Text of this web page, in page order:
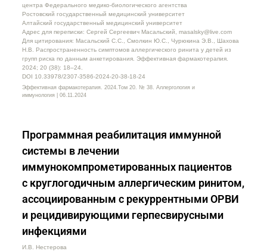
центра Федерального медико-биологического агентства
Ростовский государственный медицинский университет
Алтайский государственный медицинский университет
Адрес для переписки: Сергей Сергеевич Масальский, masalsky@live.com
Для цитирования: Масальский С.С., Смолкин Ю.С., Чурюкина Э.В., Шахова
Н.В. Распространенность симптомов аллергического ринита у детей из
групп риска по данным анкетирования. Эффективная фармакотерапия.
2024; 20 (38): 18–24.
DOI 10.33978/2307-3586-2024-20-38-18-24
Эффективная фармакотерапия. 2024.Том 20. № 38. Аллергология и
иммунология | 06.11.2024
Программная реабилитация иммунной
системы в лечении
иммунокомпрометированных пациентов
с круглогодичным аллергическим ринитом,
ассоциированным с рекуррентными ОРВИ
и рецидивирующими герпесвирусными
инфекциями
И.В. Нестерова